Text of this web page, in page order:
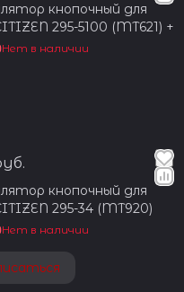
кнопочный для
295-5100 (MT621) +
Нет в наличии
кнопочный для
295-34 (MT920)
Нет в наличии